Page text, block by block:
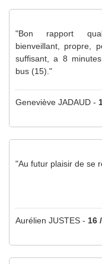
"Bon rapport
bienveillant, propre,
suffisant, a 8
bus (15)."
Geneviève JADAUD -
"Au futur plaisir de se
Aurélien JUSTES - 16